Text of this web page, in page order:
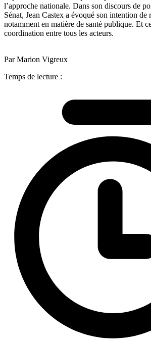
l’approche nationale. Dans son discours de
Sénat, Jean Castex a évoqué son intention de
notamment en matière de santé publique. Et
coordination entre tous les acteurs.
Par Marion Vigreux
Temps de lecture :